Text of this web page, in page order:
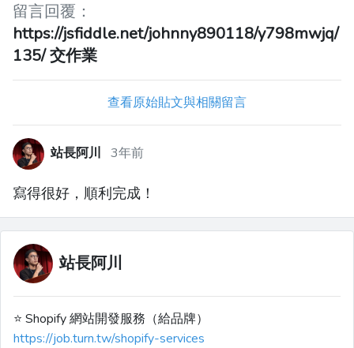
留言回覆：
https://jsfiddle.net/johnny890118/y798mwjq/
135/ 交作業
查看原始貼文與相關留言
站長阿川 3年前
寫得很好，順利完成！
站長阿川
⭐️ Shopify 網站開發服務（給品牌）
https://job.turn.tw/shopify-services